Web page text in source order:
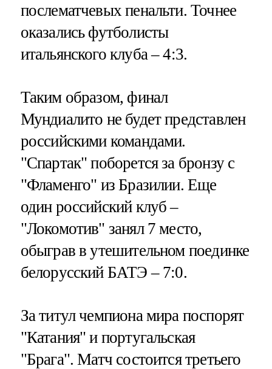
послематчевых пенальти. Точнее
оказались футболисты
итальянского клуба – 4:3.
Таким образом, финал
Мундиалито не будет представлен
российскими командами.
"Спартак" поборется за бронзу с
"Фламенго" из Бразилии. Еще
один российский клуб –
"Локомотив" занял 7 место,
обыграв в утешительном поединке
белорусский БАТЭ – 7:0.
За титул чемпиона мира поспорят
"Катания" и португальская
"Брага". Матч состоится третьего